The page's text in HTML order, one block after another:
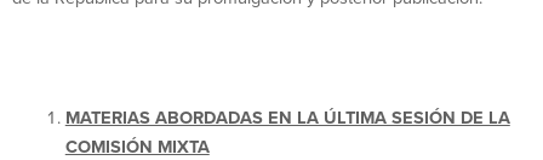
MATERIAS ABORDADAS EN LA ÚLTIMA SESIÓN DE LA
COMISIÓN MIXTA